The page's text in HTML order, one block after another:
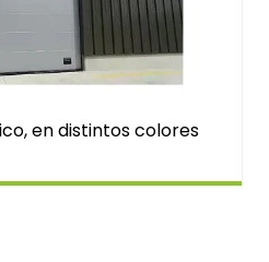
en distintos colores